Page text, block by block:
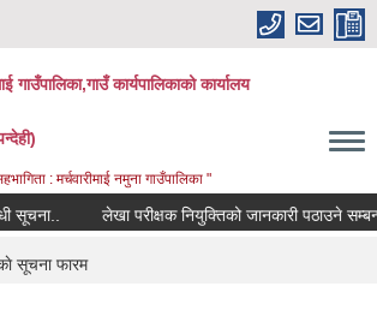
गाउँपालिका,गाउँ कार्यपालिकाको कार्यालय
: मर्चवारीमाई नमुना गाउँपालिका "
लेखा परीक्षक नियुक्तिको जानकारी पठाउने सम्बन्धी
सूचना फारम